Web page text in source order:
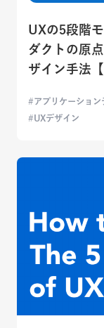
UXの5段階
ダクトの原
ザイン手法
アプリケーション
UXデザイン